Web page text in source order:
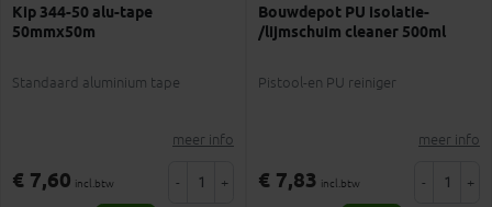
Kip 344-50 alu-tape
50mmx50m
Standaard aluminium tape
meer info
€ 7,60 incl.btw - +
Bouwdepot PU isolatie-
/lijmschuim cleaner 500ml
Pistool-en PU reiniger
meer info
€ 7,83 incl.btw - +